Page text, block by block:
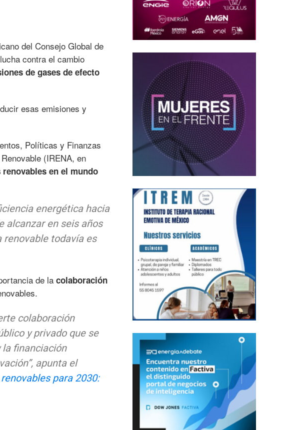
del Consejo Global de
contra el cambio
de gases de efecto
esas emisiones y
Políticas y Finanzas
(IRENA, en
en el mundo
energética hacia
alcanzar en seis años
renovable todavía es
de la colaboración
colaboración
y privado que se
la financiación
apunta el
para 2030: